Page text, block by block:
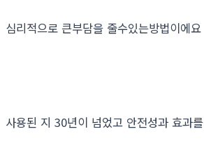
심리적으로 큰부담을 줄수있는방법이에요
사용된 지 30년이 넘었고 안전성과 효과를